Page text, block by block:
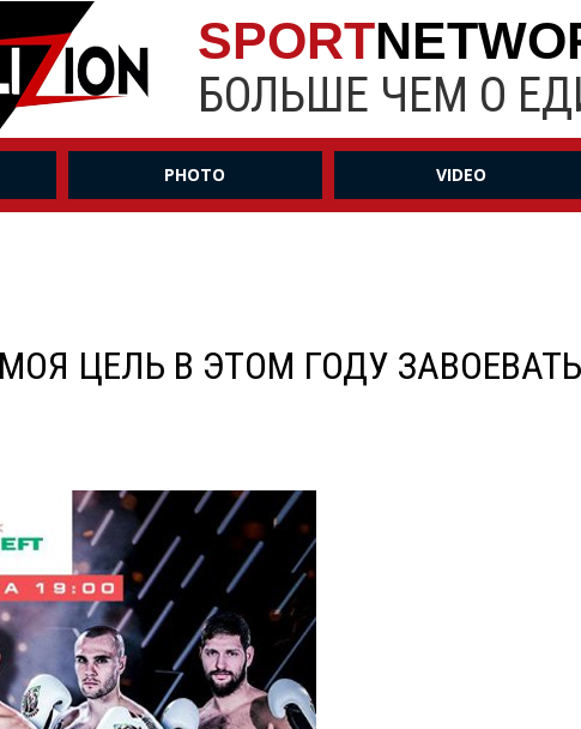
SPORT
БОЛЬШЕ ЧЕМ О
PHOTO VIDEO
ЦЕЛЬ В ЭТОМ ГОДУ